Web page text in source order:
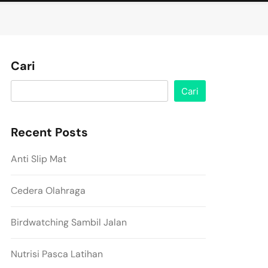
Cari
Cari
Recent Posts
Anti Slip Mat
Cedera Olahraga
Birdwatching Sambil Jalan
Nutrisi Pasca Latihan